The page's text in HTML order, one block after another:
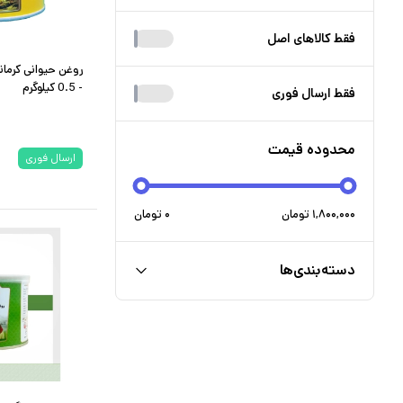
فقط کالا‌های اصل
فقط ارسال فوری
محدوده قیمت
۱,۸۰۰,۰۰۰ تومان ۰ تومان
دسته‌بندی‌ها
روغن حیوانی
- 0.5 کیلوگرم
ارسال فوری